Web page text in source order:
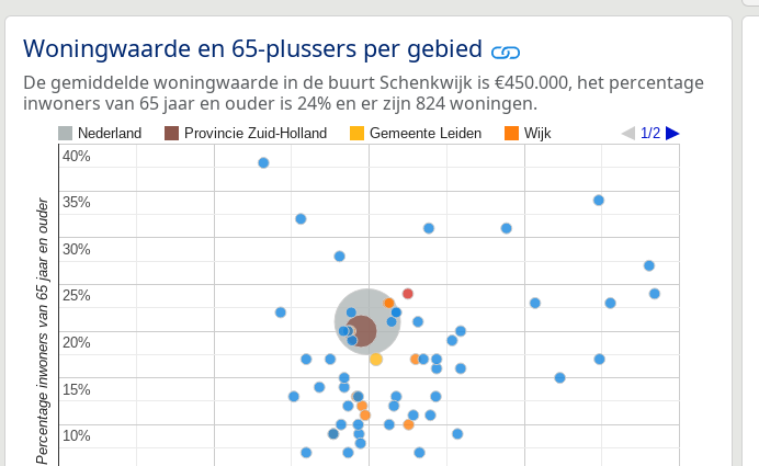
Woningwaarde en 65-plussers per gebied
De gemiddelde woningwaarde in de buurt Schenkwijk is €450.000, het percentage
inwoners van 65 jaar en ouder is 24% en er zijn 824 woningen.
Nederland Provincie Zuid-Holland Gemeente Leiden Wijk 1/2
Nederland
Provincie Zuid-Holland
10%
10%
15%
15%
20%
20%
25%
25%
30%
30%
35%
35%
40%
40%
Percentage inwoners van 65 jaar en ouder